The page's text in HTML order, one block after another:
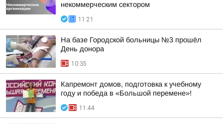
некоммерческим сектором
11:21
На базе Городской больницы №3 прошёл
День донора
10:35
Капремонт домов, подготовка к учебному
году и победа в «Большой перемене»!
11:44